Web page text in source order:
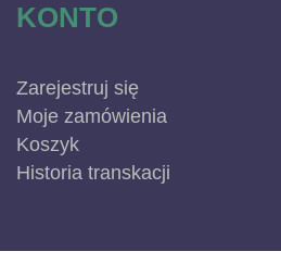
KONTO
Zarejestruj się
Moje zamówienia
Koszyk
Historia transkacji